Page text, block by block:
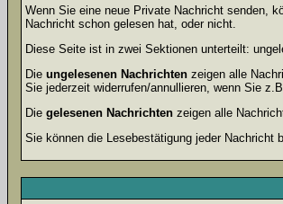
Wenn Sie eine neue Private Nachricht senden,
Nachricht schon gelesen hat, oder nicht.
Diese Seite ist in zwei Sektionen unterteilt:
Die ungelesenen Nachrichtenzeigen alle
Sie jederzeit widerrufen/annullieren, wenn Sie
Die gelesenen Nachrichtenzeigen alle
Sie können die Lesebestätigung jeder Nachricht